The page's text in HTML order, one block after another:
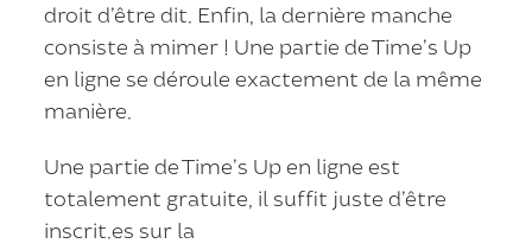
droit d’être dit. Enfin, la dernière manche
consiste à mimer ! Une partie de Time’s Up
en ligne se déroule exactement de la même
manière.
Une partie de Time’s Up en ligne est
totalement gratuite, il suffit juste d’être
inscrit.es sur la